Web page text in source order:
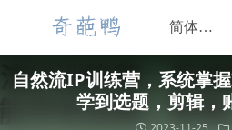
自然流IP训练营，系统掌
学到选题，剪辑，